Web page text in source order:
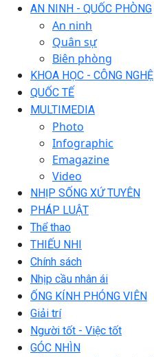
AN NINH - QUỐC PHÒNG
An ninh
Quân sự
Biên phòng
KHOA HỌC - CÔNG NGHỆ
QUỐC TẾ
MULTIMEDIA
Photo
Infographic
Emagazine
Video
NHỊP SỐNG XỨ TUYÊN
PHÁP LUẬT
Thể thao
THIẾU NHI
Chính sách
Nhịp cầu nhân ái
ỐNG KÍNH PHÓNG VIÊN
Giải trí
Người tốt - Việc tốt
GÓC NHÌN